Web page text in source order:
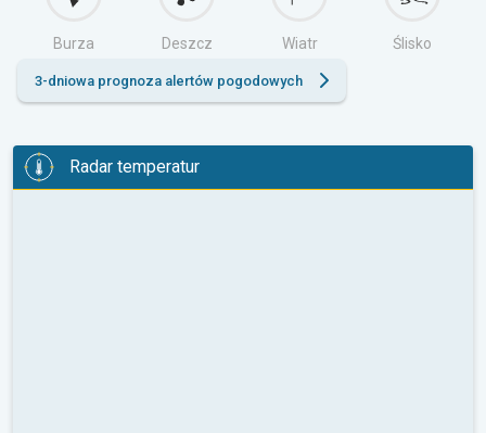
Burza Deszcz Wiatr Ślisko
3-dniowa prognoza alertów pogodowych
Radar temperatur